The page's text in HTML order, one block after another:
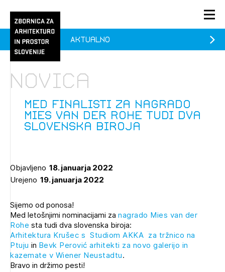
PRIJAVA
Članstvo
O ZAPS
1/1
Pozdravljeni
PRIJAVITE SE
POZABLJENO GESLO
Med finalisti za nagrado
Mies van der Rohe tudi dva
slovenska biroja
Novica
Aktualno
Objavljeno 18. januarja 2022
Urejeno 19. januarja 2022
Sijemo od ponosa!
Med letošnjimi nominacijami za nagrado Mies van der
Rohe sta tudi dva slovenska biroja:
Arhitektura Krušec s Studiom AKKA za tržnico na
Ptuju in Bevk Perović arhitekti za novo galerijo in
kazemate v Wiener Neustadtu.
Bravo in držimo pesti!
1/2
Prijava na novičnik
Novičnik izobraževanj
Novičnik natečajev
Tedenski novičnik javnih naročil
Dnevne medijske objave